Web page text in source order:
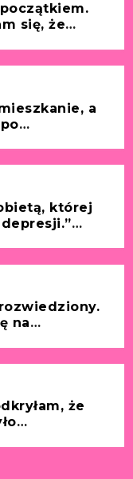
się, że
a
której
na
że